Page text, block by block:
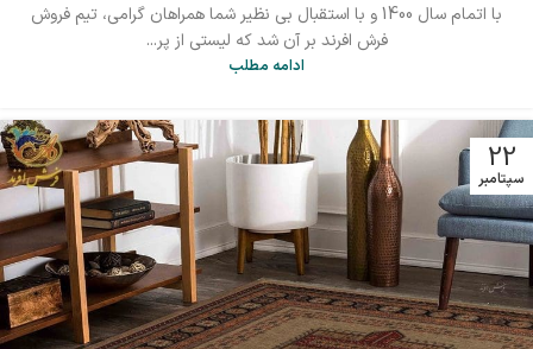
با اتمام سال 1400 و با استقبال بی نظیر شما همراهان گرامی، تیم فروش
فرش افرند بر آن شد که لیستی از پر...
ادامه مطلب
22
سپتامبر